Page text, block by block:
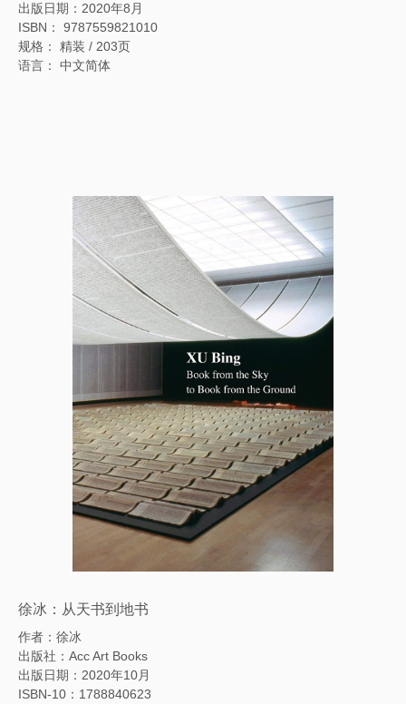
出版日期：2020年8月
ISBN： 9787559821010
规格： 精装 / 203页
语言： 中文简体
徐冰：从天书到地书
作者：徐冰
出版社：Acc Art Books
出版日期：2020年10月
ISBN-10：1788840623